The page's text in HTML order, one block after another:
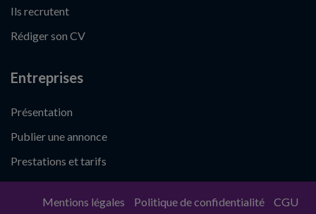
Ils recrutent
Rédiger son CV
Entreprises
Présentation
Publier une annonce
Prestations et tarifs
Mentions légales Politique de confidentialité CGU